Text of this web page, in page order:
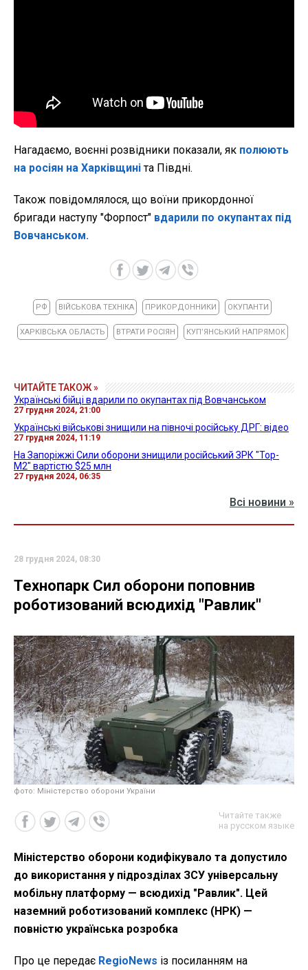
Нагадаємо, воєнні розвідники показали, як полюють
на росіян на Харківщиніта Півдні.
Також повідомлялося, що воїни прикордонної
бригади наступу "Форпост" вдарили по окупантах під
Вовчанськом.
РФ ВІЙСЬКОВА ТЕХНІКА ПРИКОРДОННИКИ ОКУПАНТИ
ХАРКІВСЬКА ОБЛАСТЬ ВТРАТИ РОСІЯН КУПʼЯНСЬКИЙ НАПРЯМОК
ЧИТАЙТЕ ТАКОЖ »
Українські бійці вдарили по окупантах під Вовчанськом
27 грудня 2024, 21:00
Українські військові знищили на півночі російську ДРГ: відео
27 грудня 2024, 11:19
На Запоріжжі Сили оборони знищили російський ЗРК "Тор-
М2" вартістю $25 млн
27 грудня 2024, 06:35
Всі новини »
28 грудня 2024, 08:30
Технопарк Сил оборони поповнив
роботизований всюдихід "Равлик"
фото: Міністерство оборони України
Читайте также
на русском языке
Міністерство оборони кодифікувало та допустило
до використання у підрозділах ЗСУ універсальну
мобільну платформу — всюдихід "Равлик". Цей
наземний роботизований комплекс (НРК) —
повністю українська розробка
Про це передає RegioNews із посиланням на